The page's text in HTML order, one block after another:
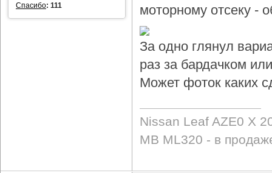
Спасибо: 111
моторному отсеку -
За одно глянул
раз за бардачком
Может фоток каких
Nissan Leaf AZE0 X
MB ML320 - в